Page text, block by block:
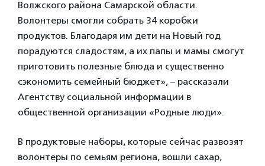
Волжского района Самарской области.
Волонтеры смогли собрать 34 коробки
продуктов. Благодаря им дети на Новый год
порадуются сладостям, а их папы и мамы смогут
приготовить полезные блюда и существенно
сэкономить семейный бюджет», – рассказали
Агентству социальной информации в
общественной организации «Родные люди».
В продуктовые наборы, которые сейчас развозят
волонтеры по семьям региона, вошли сахар,